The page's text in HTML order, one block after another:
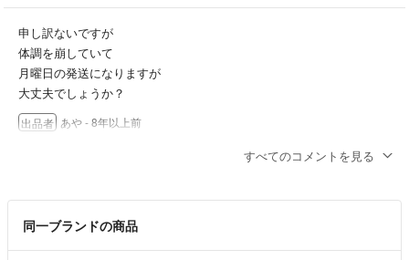
申し訳ないですが
体調を崩していて
月曜日の発送になりますが
大丈夫でしょうか？
出品者 あや- 8年以上前
出品者 あや- 8年以上前
無理言いましてすみませんm(_ _)m
すべてのコメントを見る
同一ブランドの商品